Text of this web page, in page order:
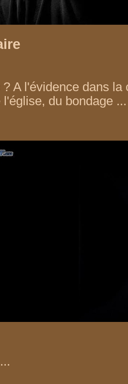
A l'évidence dans la
l'église, du bondage